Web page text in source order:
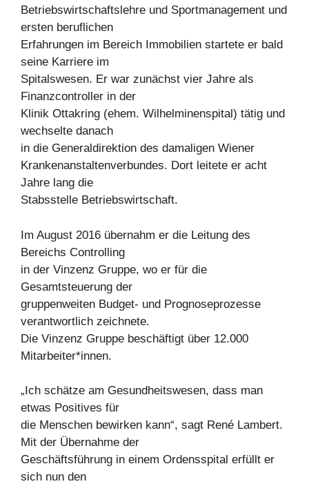
Betriebswirtschaftslehre und Sportmanagement und
ersten beruflichen
Erfahrungen im Bereich Immobilien startete er bald
seine Karriere im
Spitalswesen. Er war zunächst vier Jahre als
Finanzcontroller in der
Klinik Ottakring (ehem. Wilhelminenspital) tätig und
wechselte danach
in die Generaldirektion des damaligen Wiener
Krankenanstaltenverbundes. Dort leitete er acht
Jahre lang die
Stabsstelle Betriebswirtschaft.
Im August 2016 übernahm er die Leitung des
Bereichs Controlling
in der Vinzenz Gruppe, wo er für die
Gesamtsteuerung der
gruppenweiten Budget- und Prognoseprozesse
verantwortlich zeichnete.
Die Vinzenz Gruppe beschäftigt über 12.000
Mitarbeiter*innen.
„Ich schätze am Gesundheitswesen, dass man
etwas Positives für
die Menschen bewirken kann“, sagt René Lambert.
Mit der Übernahme der
Geschäftsführung in einem Ordensspital erfüllt er
sich nun den